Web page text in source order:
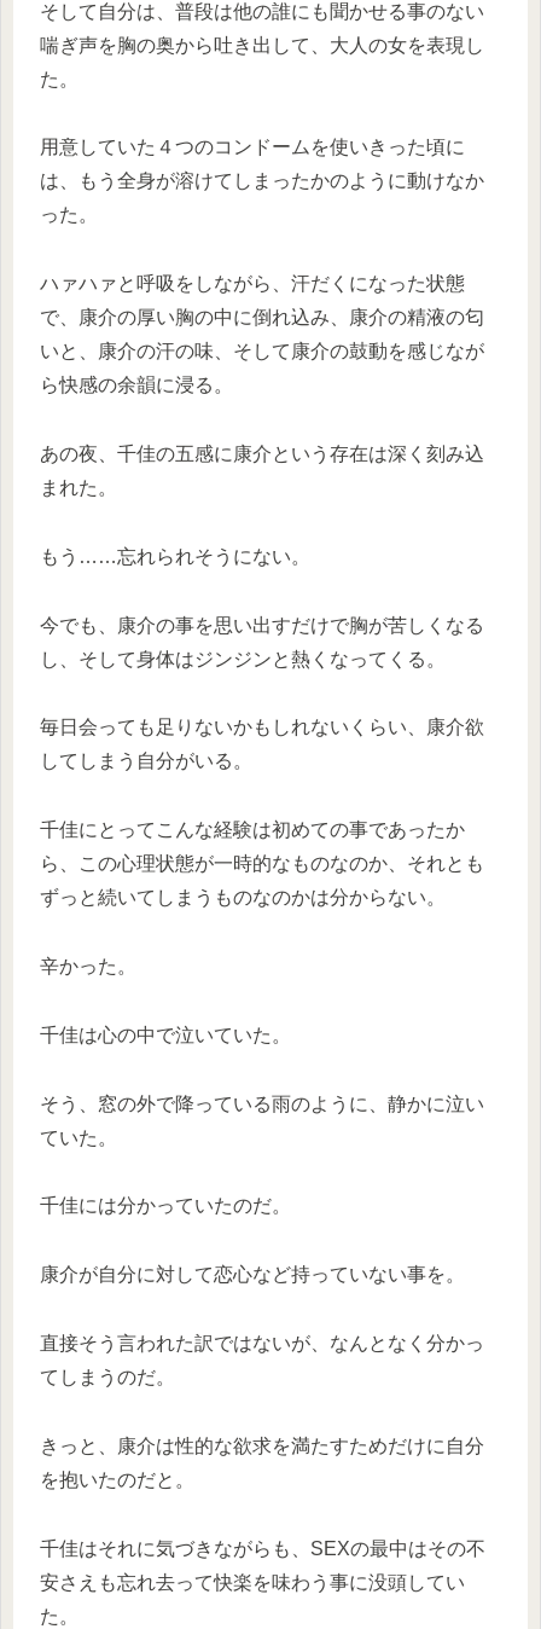
そして自分は、普段は他の誰にも聞かせる事のない
喘ぎ声を胸の奥から吐き出して、大人の女を表現し
た。
用意していた４つのコンドームを使いきった頃に
は、もう全身が溶けてしまったかのように動けなか
った。
ハァハァと呼吸をしながら、汗だくになった状態
で、康介の厚い胸の中に倒れ込み、康介の精液の匂
いと、康介の汗の味、そして康介の鼓動を感じなが
ら快感の余韻に浸る。
あの夜、千佳の五感に康介という存在は深く刻み込
まれた。
もう……忘れられそうにない。
今でも、康介の事を思い出すだけで胸が苦しくなる
し、そして身体はジンジンと熱くなってくる。
毎日会っても足りないかもしれないくらい、康介欲
してしまう自分がいる。
千佳にとってこんな経験は初めての事であったか
ら、この心理状態が一時的なものなのか、それとも
ずっと続いてしまうものなのかは分からない。
辛かった。
千佳は心の中で泣いていた。
そう、窓の外で降っている雨のように、静かに泣い
ていた。
千佳には分かっていたのだ。
康介が自分に対して恋心など持っていない事を。
直接そう言われた訳ではないが、なんとなく分かっ
てしまうのだ。
きっと、康介は性的な欲求を満たすためだけに自分
を抱いたのだと。
千佳はそれに気づきながらも、SEXの最中はその不
安さえも忘れ去って快楽を味わう事に没頭してい
た。